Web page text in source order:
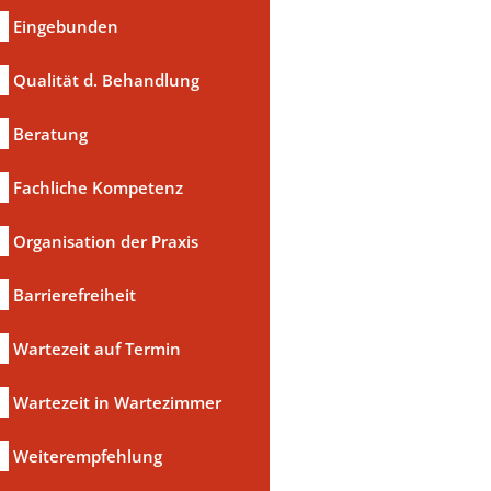
Eingebunden
Qualität d. Behandlung
Beratung
Fachliche Kompetenz
Organisation der Praxis
Barrierefreiheit
Wartezeit auf Termin
Wartezeit in Wartezimmer
Weiterempfehlung